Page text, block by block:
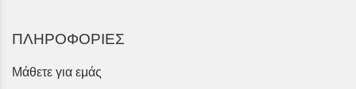
ΠΛΗΡΟΦΟΡΙΕΣ
Μάθετε για εμάς